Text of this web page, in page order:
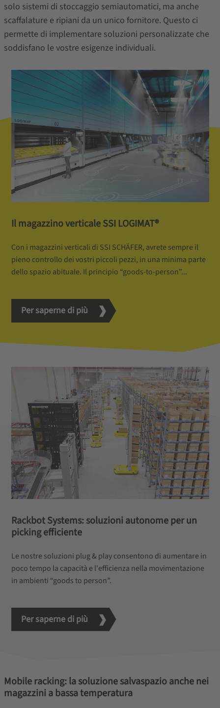
solo sistemi di stoccaggio semiautomatici, ma anche
scaffalature e ripiani da un unico fornitore. Questo ci
permette di implementare soluzioni personalizzate che
soddisfano le vostre esigenze individuali.
Il magazzino verticale SSI LOGIMAT®
Con i magazzini verticali di SSI SCHÄFER, avrete sempre il
pieno controllo dei vostri piccoli pezzi, in una minima parte
dello spazio abituale. Il principio “goods-to-person”...
Per saperne di più
Rackbot Systems: soluzioni autonome per un
picking efficiente
Le nostre soluzioni plug & play consentono di aumentare in
poco tempo la capacità e l'efficienza nella movimentazione
in ambienti “goods to person”.
Per saperne di più
Mobile racking: la soluzione salvaspazio anche nei
magazzini a bassa temperatura